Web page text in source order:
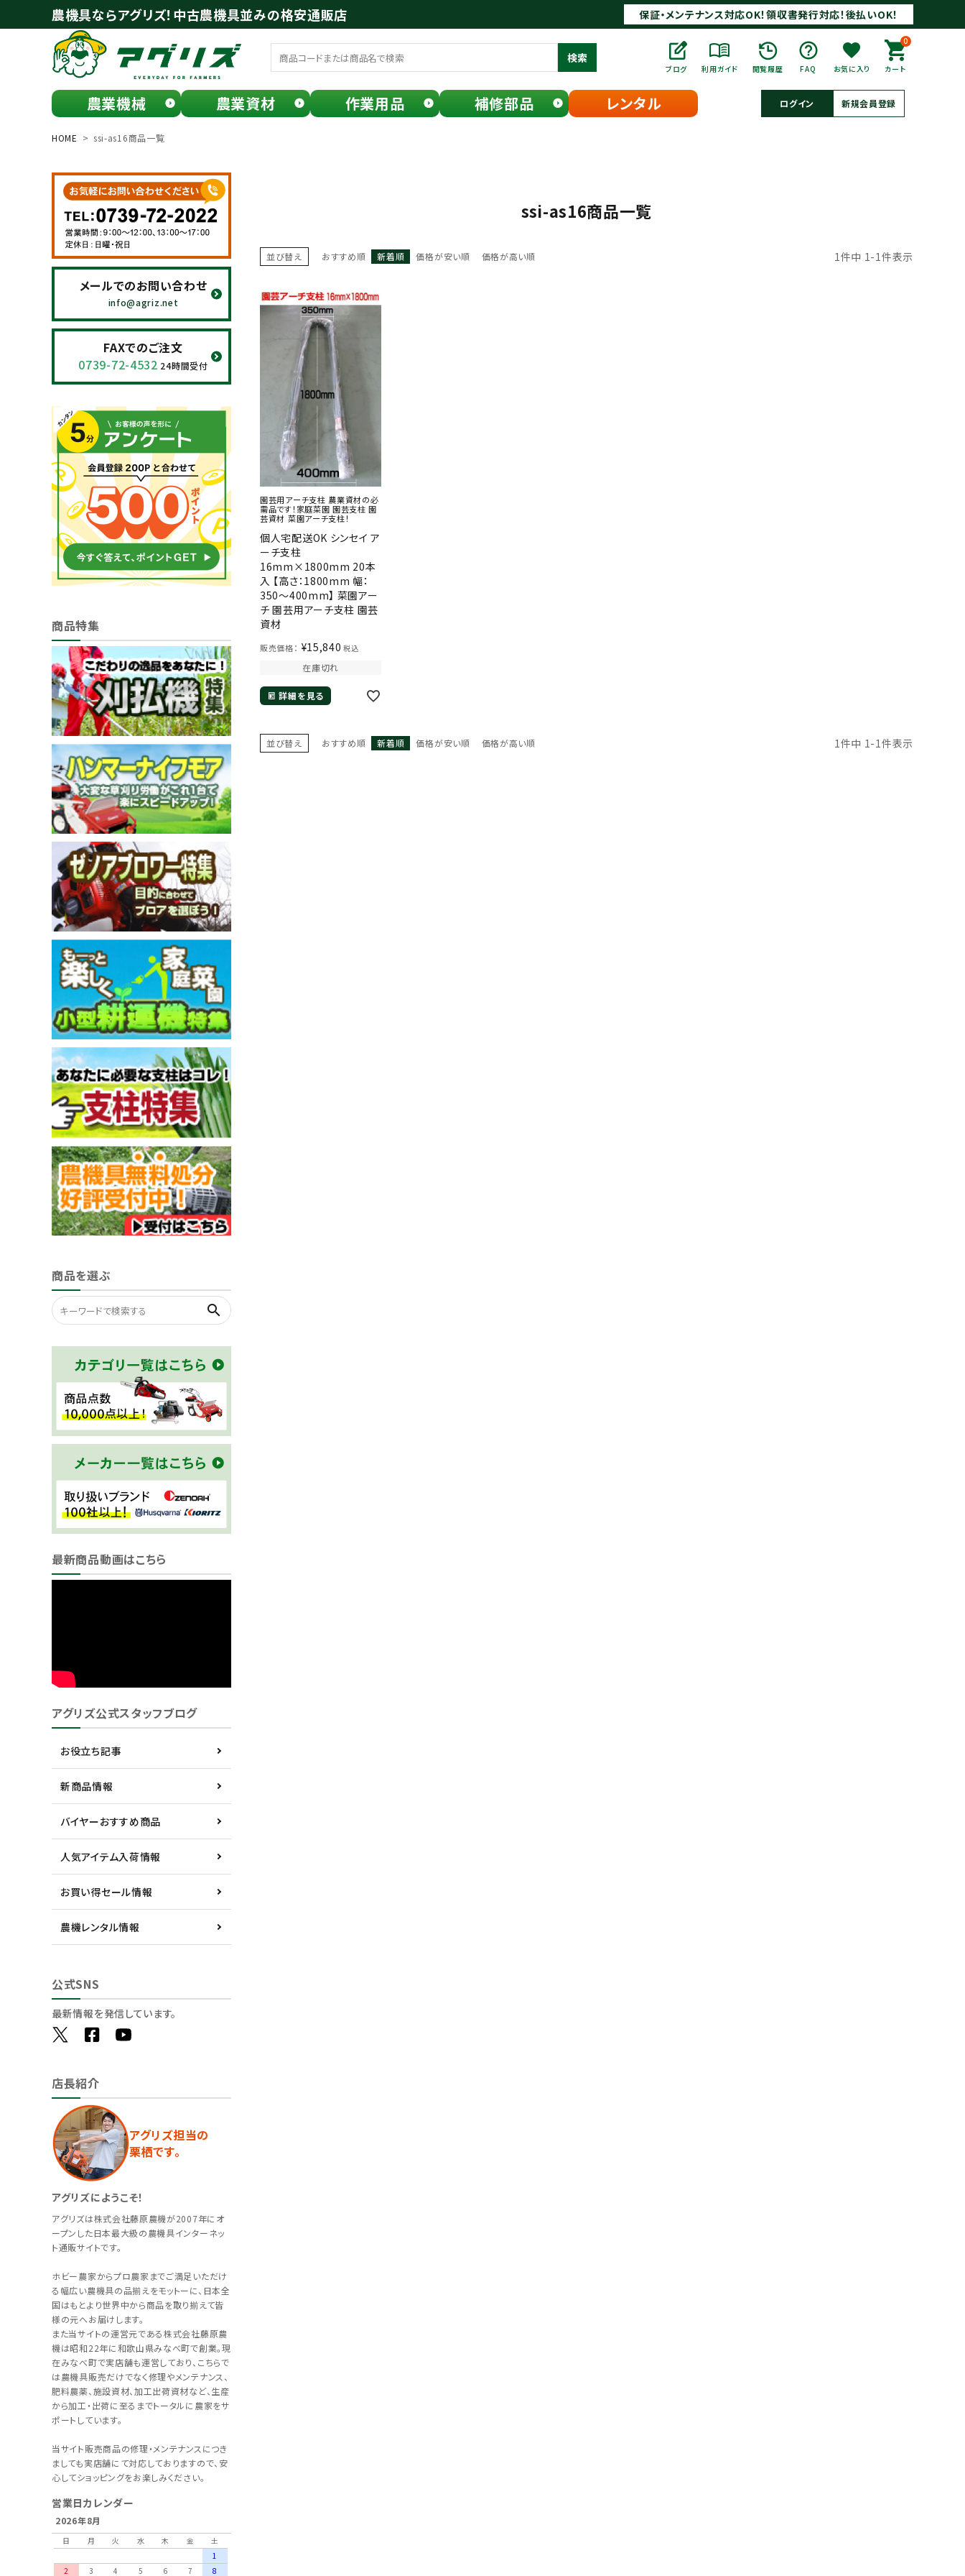
農機具ならアグリズ！中古農機具並みの格安通販店 保証・メンテナンス対応OK！領収書発行対応！後払いOK！
検索
ブログ 利用ガイド 閲覧履歴 FAQ お気に入り
0
カート
農業機械 農業資材 作業用品 補修部品 レンタル ログイン 新規会員登録
ログイン person 会員登録
search
農業資材
作業用品
補修部品
メールでのお問い合わせ
info@agriz.net
FAXでのご注文
0739-72-453224時間受付
HOME ssi-as16商品一覧
メールでのお問い合わせ
info@agriz.net
FAXでのご注文
0739-72-4532 24時間受付
商品特集
商品を選ぶ
search
最新商品動画はこちら
アグリズ公式スタッフブログ
お役立ち記事
新商品情報
バイヤーおすすめ商品
人気アイテム入荷情報
お買い得セール情報
農機レンタル情報
公式SNS
最新情報を発信しています。
店長紹介
アグリズ担当の
栗栖です。
アグリズにようこそ！
アグリズは株式会社藤原農機が2007年にオ
ープンした日本最大級の農機具インターネッ
ト通販サイトです。
ホビー農家からプロ農家までご満足いただけ
る幅広い農機具の品揃えをモットーに、日本全
国はもとより世界中から商品を取り揃えて皆
様の元へお届けします。
また当サイトの運営元である株式会社藤原農
機は昭和22年に和歌山県みなべ町で創業。現
在みなべ町で実店舗も運営しており、こちらで
は農機具販売だけでなく修理やメンテナンス、
肥料農薬、施設資材、加工出荷資材など、生産
から加工・出荷に至るまでトータルに農家をサ
ポートしています。
当サイト販売商品の修理・メンテナンスにつき
ましても実店舗にて対応しておりますので、安
心してショッピングをお楽しみください。
営業日カレンダー
2026年8月
日 月 火 水 木 金
土
1
2
3 4 5 6 7 8
ssi-as16商品一覧
並び替え おすすめ順 新着順 価格が安い順 価格が高い順 1 件中 1 -1 件表示
園芸用アーチ支柱 農業資材の必
需品です！家庭菜園 園芸支柱 園
芸資材 菜園アーチ支柱！
個人宅配送OK シンセイ ア
ーチ支柱
16mm×1800mm 20本
入 【高さ：1800mm 幅：
350～400mm】 菜園アー
チ 園芸用アーチ支柱 園芸
資材
販売価格： ¥15,840 税込
在庫切れ
詳細を見る
並び替え おすすめ順 新着順 価格が安い順 価格が高い順 1 件中 1 -1 件表示